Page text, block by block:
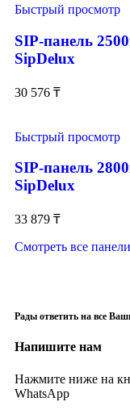
Быстрый просмотр
SIP-панель
SipDelux
30 576 ₸
Быстрый просмотр
SIP-панель
SipDelux
33 879 ₸
Смотреть все панели
Рады ответить на все
Напишите нам
Нажмите ниже на
WhatsApp